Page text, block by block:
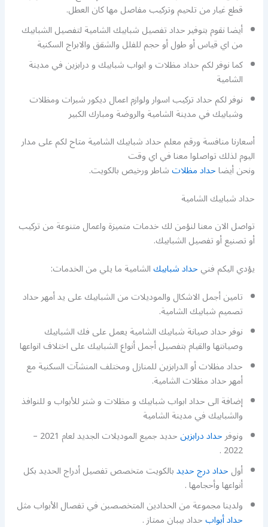
قطع غيار من تلحيم وتركيب مفاصل مها كان العطل.
أيضا نقوم بتوفير حداد تفصيل شبابيك الشامية لتفصيل الشبابيك
من اي قياس أو طول أو حجم للفلل والشقق والابراج السكنية
كما نوفر لكم حداد مظلات و ابواب شبابيك و درابزين في مدينة
الشامية
نوفر لكم حداد تركيب اسوار ولوازم اعمال ديكور شبرات ومظلات
وشبابيك في مدينة الشامية والروضة ومبارك الكبير
أسعارنا منافسة ورقم معلم حداد شبابيك الشامية متاح لكم على مدار
اليوم لذلك تواصلوا معنا في اي وقت
ونحن أيضاحداد مظلاتشاطر ورخيص بالكويت.
حداد شبابيك الشامية
تواصل الان معنا لنؤمن لك خدمات متميزة واعمال متنوعة من تركيب
أو تصنيع أو تفصيل الشبابيك.
يؤدي اليكم فنيحداد شبابيكالشامية ما يلي من الخدمات:
تامين أجمل الاشكال والموديلات من الشبابيك على يد أمهر حداد
تصميم شبابيك الشامية.
نوفر حداد صيانة شبابيك الشامية يعمل على فك الشبابيك
وصيانتها والقيام بتفصيل أجمل أنواع الشبابيك على اختلاف انواعها
حداد مظلات أو الدرابزين للمنازل ومختلف المنشآت السكنية مع
أمهر حداد مظلات الشامية.
إضافة الى حداد ابواب شبابيك و مظلات و شتر للأبواب و للنوافذ
والشبابيك في مدينة الشامية
ونوفرحداد درابزين حديد جميع الموديلات الجديد لعام 2021 –
2022 .
أولحداد درج حديدبالكويت متخصص تفصيل أدراج الحديد بكل
أنواعها وأحجامها .
ولدينا مجموعة من الحدادين المتخصصبن في تفصال الأبواب مثل
حداد أبوابحداد بيبان ممتاز .